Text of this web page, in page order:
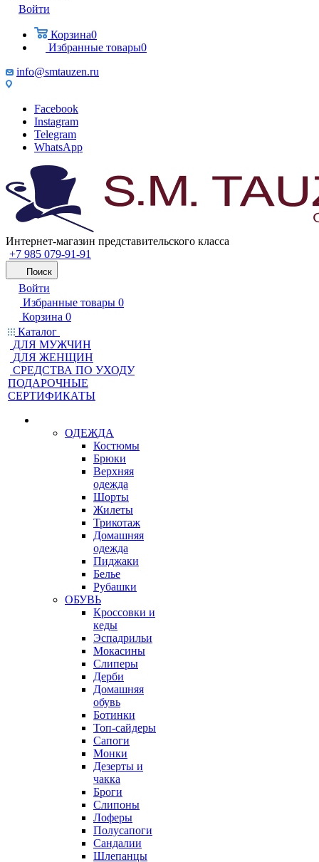
Войти
Корзина0
Избранные товары0
info@smtauzen.ru
Facebook
Instagram
Telegram
WhatsApp
Интернет-магазин представительского класса
+7 985 079-91-91
Поиск
Войти
Избранные товары 0
Корзина 0
Каталог
ДЛЯ МУЖЧИН
ДЛЯ ЖЕНЩИН
CРЕДСТВА ПО УХОДУ
ПОДАРОЧНЫЕ
СЕРТИФИКАТЫ
ОДЕЖДА
Костюмы
Брюки
Верхняя
одежда
Шорты
Жилеты
Трикотаж
Домашняя
одежда
Пиджаки
Белье
Рубашки
ОБУВЬ
Кроссовки и
кеды
Эспадрильи
Мокасины
Слиперы
Дерби
Домашняя
обувь
Ботинки
Топ-сайдеры
Сапоги
Монки
Дезерты и
чакка
Броги
Слипоны
Лоферы
Полусапоги
Сандалии
Шлепанцы